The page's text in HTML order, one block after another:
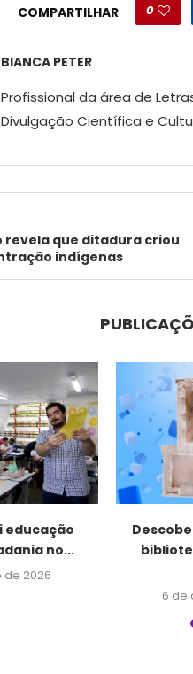
COMPARTILHAR 0
BIANCA PETER
Profissional da área de
Divulgação Científica e
que ditadura criou
indígenas
educação
no...
de 2026
6 de